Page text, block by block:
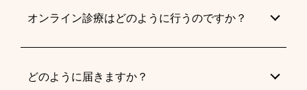
オンライン診療はどのように行うのですか？
どのように届きますか？